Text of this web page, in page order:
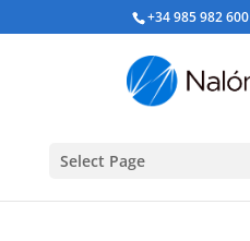
+34 985 982 600
Select Page